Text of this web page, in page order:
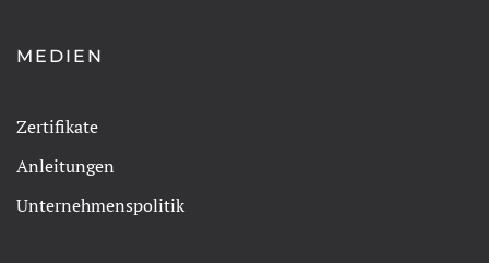
MEDIEN
Zertifikate
Anleitungen
Unternehmenspolitik